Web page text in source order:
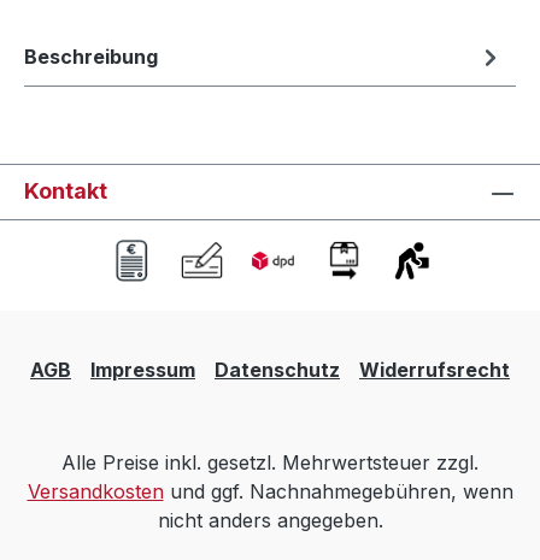
Beschreibung
Kontakt
AGB Impressum Datenschutz Widerrufsrecht
Alle Preise inkl. gesetzl. Mehrwertsteuer zzgl.
Versandkostenund ggf. Nachnahmegebühren, wenn
nicht anders angegeben.